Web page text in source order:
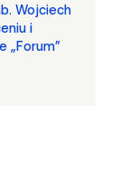
Wojciech
i
„Forum”